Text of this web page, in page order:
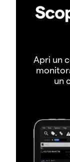
Apri un
un